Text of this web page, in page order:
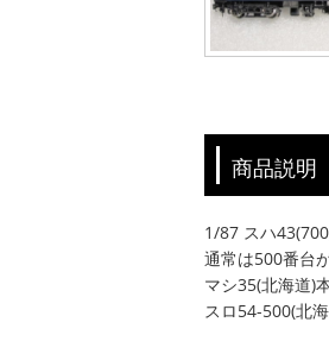
商品説明
1/87 スハ
通常は500番台
マシ35(北海道)
スロ54-500(北